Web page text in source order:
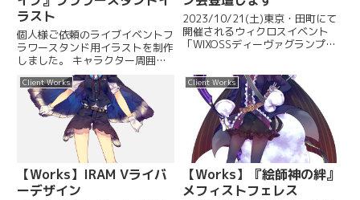
ラスト
個人様ご依頼のライブイベントフ
ラワースタンド用イラストを制作
しました。 キャラクター周囲の
抜きがある完成イメージでしたの
でIllustratorカットラインパス制
作までのデータ納品です。
2023/10/21(土)東京・田町にて
開催されるウィクロスイベント
「WIXOSSディーヴァグランプリ
ていただいたカードにサインさせ
ていただくことになります。（カ
ード右下にある...
Client Works
【Works】IRAM Vライバ
ーデザイン
Client Works
【Works】『絵師神の絆』
メフィストフェレス